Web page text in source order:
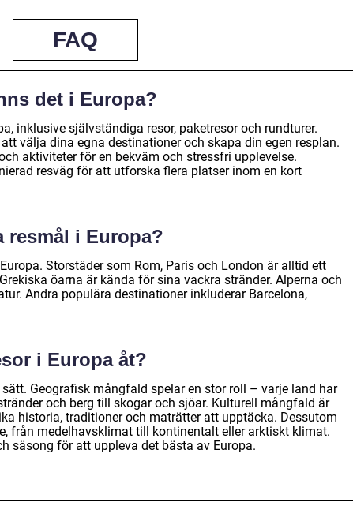
FAQ
det i Europa?
inklusive självständiga resor, paketresor och rundturer.
välja dina egna destinationer och skapa din egen resplan.
aktiviteter för en bekväm och stressfri upplevelse.
resväg för att utforska flera platser inom en kort
resmål i Europa?
Storstäder som Rom, Paris och London är alltid ett
öarna är kända för sina vackra stränder. Alperna och
Andra populära destinationer inkluderar Barcelona,
i Europa åt?
Geografisk mångfald spelar en stor roll – varje land har
och berg till skogar och sjöar. Kulturell mångfald är
historia, traditioner och maträtter att upptäcka. Dessutom
från medelhavsklimat till kontinentalt eller arktiskt klimat.
säsong för att uppleva det bästa av Europa.